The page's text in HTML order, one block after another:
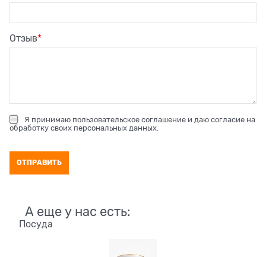
Отзыв
Я принимаю пользовательское соглашение и даю согласие на
обработку своих персональных данных
А еще у нас есть:
Посуда